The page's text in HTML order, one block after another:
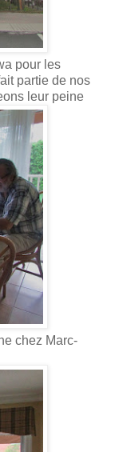
pour les
partie de nos
leur peine
chez Marc-